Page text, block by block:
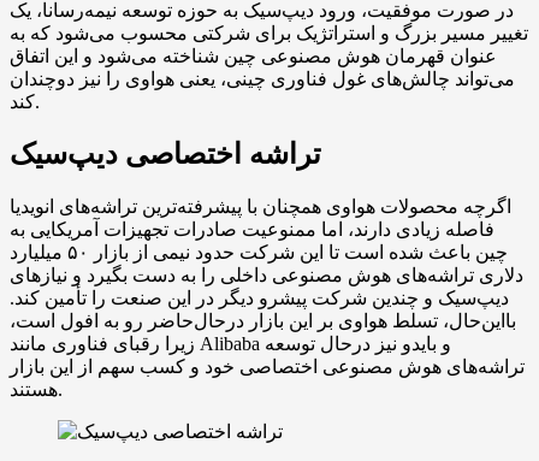
در صورت موفقیت، ورود دیپ‌سیک به حوزه توسعه نیمه‌رسانا، یک
تغییر مسیر بزرگ و استراتژیک برای شرکتی محسوب می‌شود که به
عنوان قهرمان هوش مصنوعی چین شناخته می‌شود و این اتفاق
می‌تواند چالش‌های غول فناوری چینی، یعنی هواوی را نیز دوچندان
کند.
تراشه اختصاصی دیپ‌سیک
اگرچه محصولات هواوی همچنان با پیشرفته‌ترین تراشه‌های انویدیا
فاصله زیادی دارند، اما ممنوعیت صادرات تجهیزات آمریکایی به
چین باعث شده است تا این شرکت حدود نیمی از بازار ۵۰ میلیارد
دلاری تراشه‌های هوش مصنوعی داخلی را به دست بگیرد و نیازهای
دیپ‌سیک و چندین شرکت پیشرو دیگر در این صنعت را تأمین کند.
بااین‌حال، تسلط هواوی بر این بازار درحال‌حاضر رو به افول است،
زیرا رقبای فناوری مانند Alibaba و بایدو نیز درحال توسعه
تراشه‌های هوش مصنوعی اختصاصی خود و کسب سهم از این بازار
هستند.